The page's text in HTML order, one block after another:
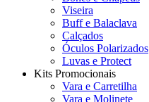
Viseira
Buff e Balaclava
Calçados
Óculos Polarizados
Luvas e Protect
Kits Promocionais
Vara e Carretilha
Vara e Molinete